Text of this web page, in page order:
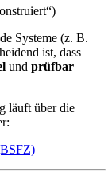
Systeme (z. B.
ist, dass
und prüfbar
läuft über die